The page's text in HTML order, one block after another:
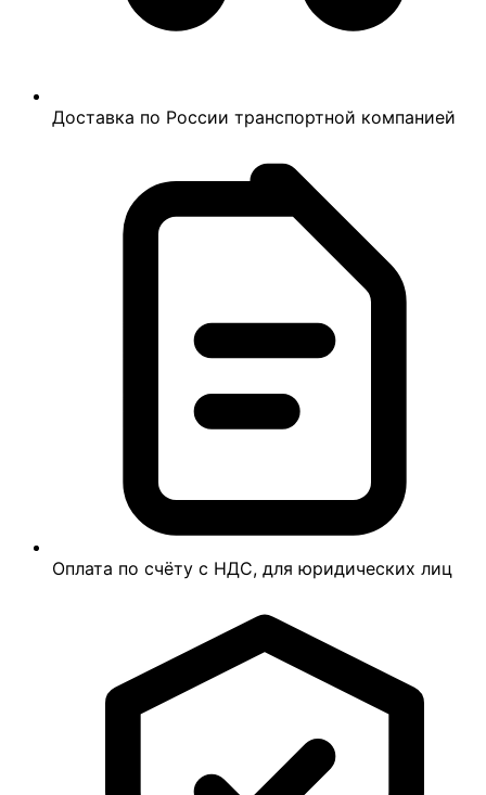
Доставка по России транспортной компанией
Оплата по счёту с НДС, для юридических лиц